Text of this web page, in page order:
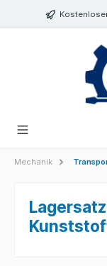
springen
Mechanik